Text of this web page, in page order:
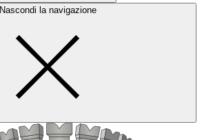
Nascondi la navigazione